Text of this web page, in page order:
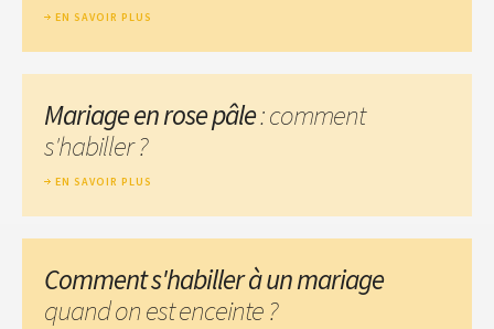
EN SAVOIR PLUS
Mariage en rose pâle: comment
s'habiller ?
EN SAVOIR PLUS
Comment s'habiller à un mariage
quand on est enceinte ?